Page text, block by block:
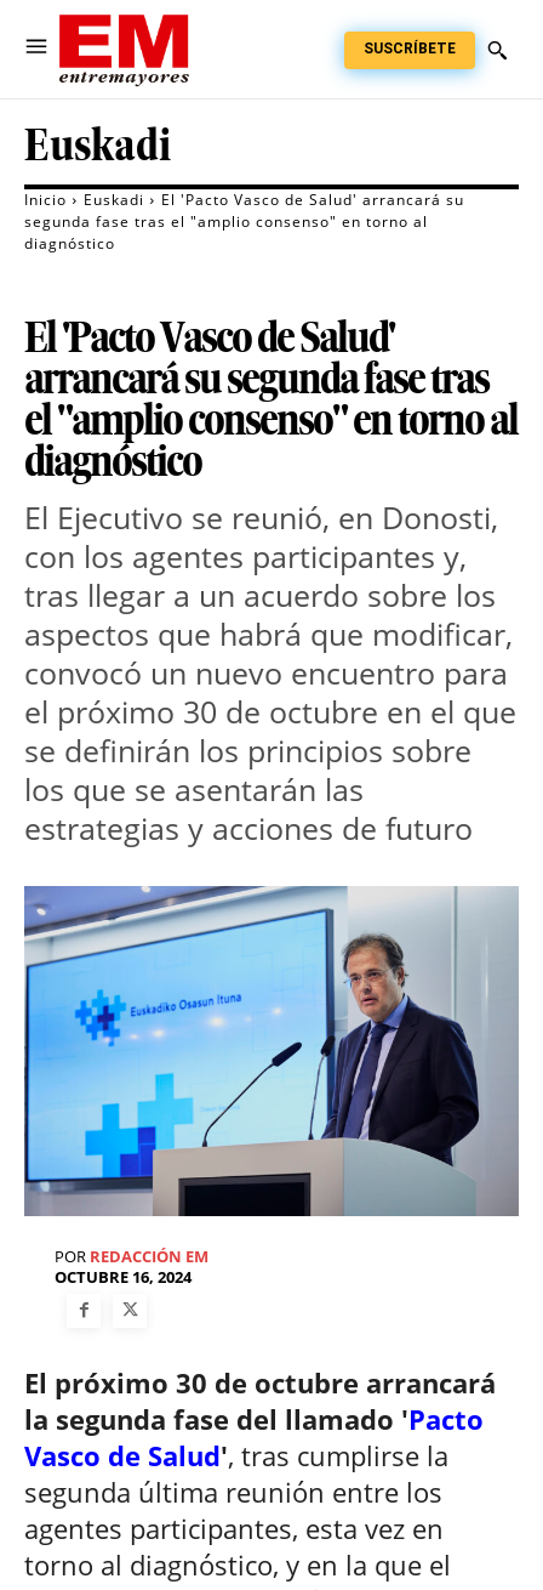
SUSCRÍBETE
Euskadi
Inicio Euskadi
El 'Pacto Vasco de Salud' arrancará su
segunda fase tras el "amplio consenso" en torno al
diagnóstico
El 'Pacto Vasco de Salud'
arrancará su segunda fase tras
el "amplio consenso" en torno al
diagnóstico
El Ejecutivo se reunió, en Donosti,
con los agentes participantes y,
tras llegar a un acuerdo sobre los
aspectos que habrá que modificar,
convocó un nuevo encuentro para
el próximo 30 de octubre en el que
se definirán los principios sobre
los que se asentarán las
estrategias y acciones de futuro
POR REDACCIÓN EM
OCTUBRE 16, 2024
El próximo 30 de octubre arrancará
la segunda fase del llamado 'Pacto
Vasco de Salud', tras cumplirse la
segunda última reunión entre los
agentes participantes, esta vez en
torno al diagnóstico, y en la que el